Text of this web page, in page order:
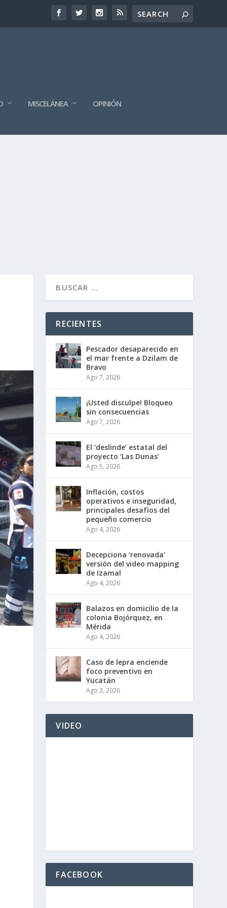
MISCELÁNEA OPINIÓN
RECIENTES
Pescador desaparecido en
el mar frente a Dzilam de
Bravo
Ago 7, 2026
¡Usted disculpe! Bloqueo
sin consecuencias
Ago 7, 2026
El ‘deslinde’ estatal del
proyecto ‘Las Dunas’
Ago 5, 2026
Inflación, costos
operativos e inseguridad,
principales desafíos del
pequeño comercio
Ago 4, 2026
Decepciona ‘renovada’
versión del video mapping
de Izamal
Ago 4, 2026
Balazos en domicilio de la
colonia Bojórquez, en
Mérida
Ago 4, 2026
Caso de lepra enciende
foco preventivo en
Yucatán
Ago 3, 2026
VIDEO
FACEBOOK